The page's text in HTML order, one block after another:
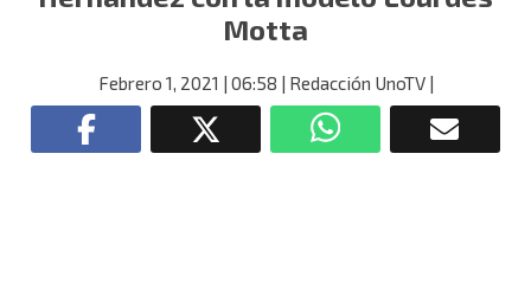
Motta
Febrero 1, 2021 | 06:58 | Redacción UnoTV|